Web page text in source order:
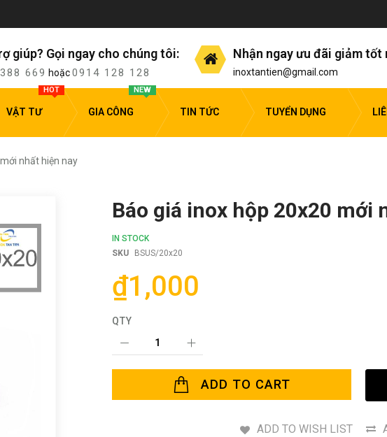
giúp? Gọi ngay cho chúng tôi:
669 hoặc0914 128 128
Nhận ngay ưu đãi giảm tốt
inoxtantien@gmail.com
VẬT TƯ
HOT
GIA CÔNG
NEW
TIN TỨC TUYỂN DỤNG
nhất hiện nay
Báo giá inox hộp 20x20 mới
IN STOCK
SKU
BSUS/20x20
₫1,000
QTY
ADD TO CART
ADD TO WISH LIST